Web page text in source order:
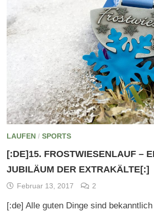
LAUFEN/ SPORTS
[:DE]15. FROSTWIESENLAUF –
JUBILÄUM DER EXTRAKÄLTE[:]
Februar 13, 2017 2
[:de] Alle guten Dinge sind